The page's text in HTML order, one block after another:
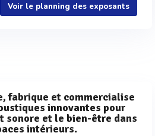
Voir le planning des exposants
fabrique et commercialise
innovantes pour
sonore et le bien-être dans
intérieurs.